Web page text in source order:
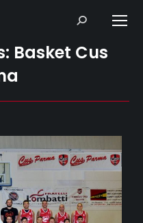
Search:
Basket Cus